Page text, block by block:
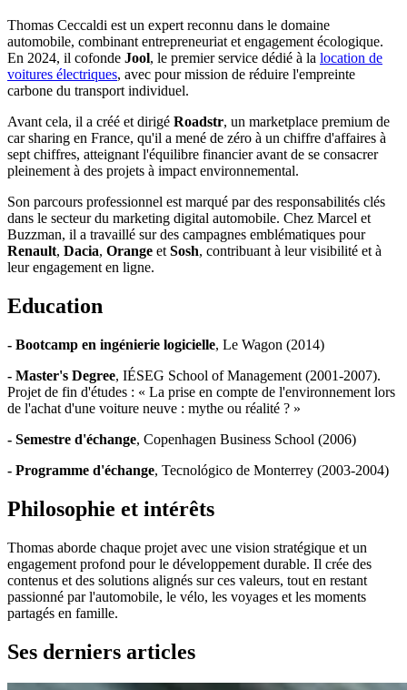
Thomas Ceccaldi est un expert reconnu dans le domaine
automobile, combinant entrepreneuriat et engagement écologique.
En 2024, il cofonde Jool, le premier service dédié à la location de
voitures électriques, avec pour mission de réduire l'empreinte
carbone du transport individuel.
Avant cela, il a créé et dirigé Roadstr, un marketplace premium de
car sharing en France, qu'il a mené de zéro à un chiffre d'affaires à
sept chiffres, atteignant l'équilibre financier avant de se consacrer
pleinement à des projets à impact environnemental.
Son parcours professionnel est marqué par des responsabilités clés
dans le secteur du marketing digital automobile. Chez Marcel et
Buzzman, il a travaillé sur des campagnes emblématiques pour
Renault, Dacia, Orange etSosh, contribuant à leur visibilité et à
leur engagement en ligne.
Education
- Bootcamp en ingénierie logicielle, Le Wagon (2014)
- Master's Degree, IÉSEG School of Management (2001-2007).
Projet de fin d'études : « La prise en compte de l'environnement lors
de l'achat d'une voiture neuve : mythe ou réalité ? »
- Semestre d'échange, Copenhagen Business School (2006)
- Programme d'échange, Tecnológico de Monterrey (2003-2004)
Philosophie et intérêts
Thomas aborde chaque projet avec une vision stratégique et un
engagement profond pour le développement durable. Il crée des
contenus et des solutions alignés sur ces valeurs, tout en restant
passionné par l'automobile, le vélo, les voyages et les moments
partagés en famille.
Ses derniers articles